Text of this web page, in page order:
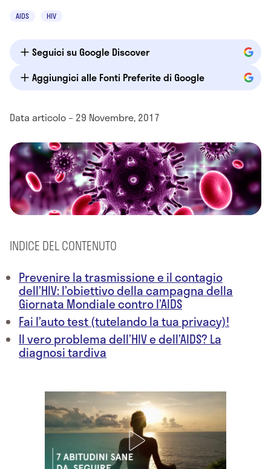
AIDS HIV
Seguici su Google Discover
Aggiungici alle Fonti Preferite di Google
Data articolo – 29 Novembre, 2017
INDICE DEL CONTENUTO
Prevenire la trasmissione e il contagio
dell’HIV: l’obiettivo della campagna della
Giornata Mondiale contro l’AIDS
Fai l’auto test (tutelando la tua privacy)!
Il vero problema dell’HIV e dell’AIDS? La
diagnosi tardiva